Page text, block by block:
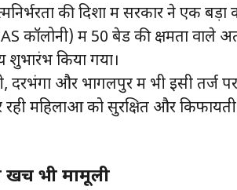
की दिशा में सरकार ने एक बड़ा
कॉलोनी) में 50 बेड की क्षमता वाले
शुभारंभ किया गया।
और भागलपुर में भी इसी तर्ज पर
रही महिलाओं को सुरक्षित और
भी मामूली